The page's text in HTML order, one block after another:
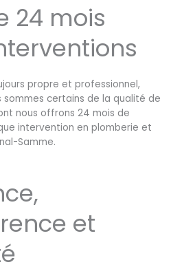
24 mois
propre et professionnel,
sommes certains de la qualité de
nous offrons 24 mois de
intervention en plomberie et
Samme.
et